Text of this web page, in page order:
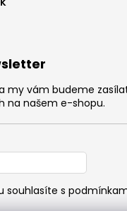
my vám budeme
na našem e-shopu.
souhlasíte s